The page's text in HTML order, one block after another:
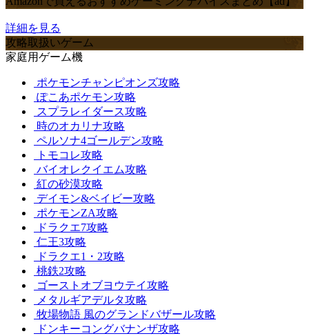
詳細を見る
攻略取扱いゲーム
家庭用ゲーム機
ポケモンチャンピオンズ攻略
ぽこあポケモン攻略
スプラレイダース攻略
時のオカリナ攻略
ペルソナ4ゴールデン攻略
トモコレ攻略
バイオレクイエム攻略
紅の砂漠攻略
デイモン&ベイビー攻略
ポケモンZA攻略
ドラクエ7攻略
仁王3攻略
ドラクエ1・2攻略
桃鉄2攻略
ゴーストオブヨウテイ攻略
メタルギアデルタ攻略
牧場物語 風のグランドバザール攻略
ドンキーコングバナンザ攻略